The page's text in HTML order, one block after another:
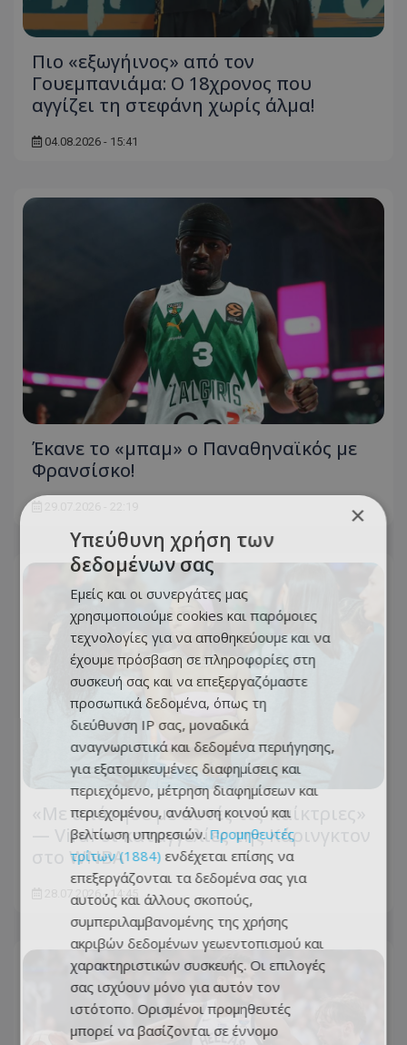
Πιο «εξωγήινος» από τον
Γουεμπανιάμα: Ο 18χρονος που
αγγίζει τη στεφάνη χωρίς άλμα!
04.08.2026 - 15:41
Έκανε το «μπαμ» ο Παναθηναϊκός με
Φρανσίσκο!
«Με απάτησε με αυτές τις παίκτριες»
— Viral οι καταγγελίες της Κάρινγκτον
στο WNBA
28.07.2026 - 14:45
×
Υπεύθυνη χρήση των
δεδομένων σας
Εμείς και οι συνεργάτες μας
χρησιμοποιούμε cookies και παρόμοιες
τεχνολογίες για να αποθηκεύουμε και να
έχουμε πρόσβαση σε πληροφορίες στη
συσκευή σας και να επεξεργαζόμαστε
προσωπικά δεδομένα, όπως τη
διεύθυνση IP σας, μοναδικά
αναγνωριστικά και δεδομένα περιήγησης,
για εξατομικευμένες διαφημίσεις και
περιεχόμενο, μέτρηση διαφημίσεων και
περιεχομένου, ανάλυση κοινού και
βελτίωση υπηρεσιών. Προμηθευτές
τρίτων (1884) ενδέχεται επίσης να
επεξεργάζονται τα δεδομένα σας για
αυτούς και άλλους σκοπούς,
συμπεριλαμβανομένης της χρήσης
ακριβών δεδομένων γεωεντοπισμού και
χαρακτηριστικών συσκευής. Οι επιλογές
σας ισχύουν μόνο για αυτόν τον
ιστότοπο. Ορισμένοι προμηθευτές
μπορεί να βασίζονται σε έννομο